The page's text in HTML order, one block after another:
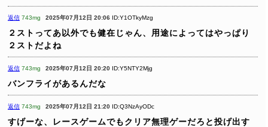
返信 743mg 2025年07月12日 20:06 ID:Y1OTkyMzg
２ストってあ以外でも健在じゃん、用途によってはやっぱり
２ストだよね
返信 743mg 2025年07月12日 20:20 ID:Y5NTY2Mjg
バンフライがあるんだな
返信 743mg 2025年07月12日 21:20 ID:Q3NzAyODc
すげーな、レースゲームでもクリア無理ゲーだろと投げ出す